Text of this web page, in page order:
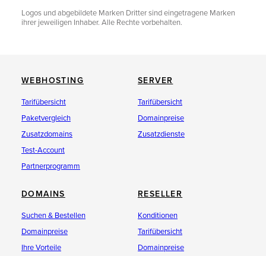
Logos und abgebildete Marken Dritter sind eingetragene Marken
ihrer jeweiligen Inhaber. Alle Rechte vorbehalten.
WEBHOSTING
Tarifübersicht
Paketvergleich
Zusatzdomains
Test-Account
Partnerprogramm
SERVER
Tarifübersicht
Domainpreise
Zusatzdienste
DOMAINS
Suchen & Bestellen
Domainpreise
Ihre Vorteile
RESELLER
Konditionen
Tarifübersicht
Domainpreise